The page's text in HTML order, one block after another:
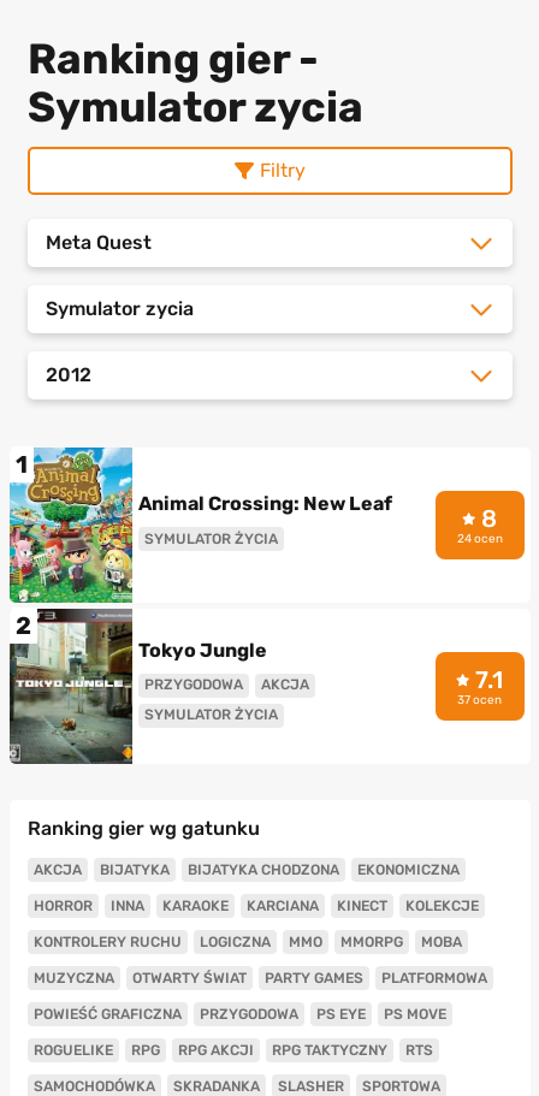
Ranking gier -
Symulator zycia
Filtry
Meta Quest
Symulator zycia
2012
1
Animal Crossing: New Leaf
SYMULATOR ŻYCIA
8
24 ocen
2
Tokyo Jungle
PRZYGODOWA
AKCJA
SYMULATOR ŻYCIA
7.1
37 ocen
Ranking gier wg gatunku
AKCJA BIJATYKA BIJATYKA CHODZONA EKONOMICZNA
HORROR INNA KARAOKE KARCIANA KINECT KOLEKCJE
KONTROLERY RUCHU LOGICZNA MMO MMORPG MOBA
MUZYCZNA OTWARTY ŚWIAT PARTY GAMES PLATFORMOWA
POWIEŚĆ GRAFICZNA PRZYGODOWA PS EYE PS MOVE
ROGUELIKE RPG RPG AKCJI RPG TAKTYCZNY RTS
SAMOCHODÓWKA SKRADANKA SLASHER SPORTOWA